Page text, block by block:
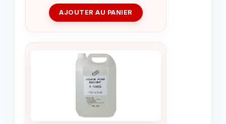
AJOUTER AU PANIER